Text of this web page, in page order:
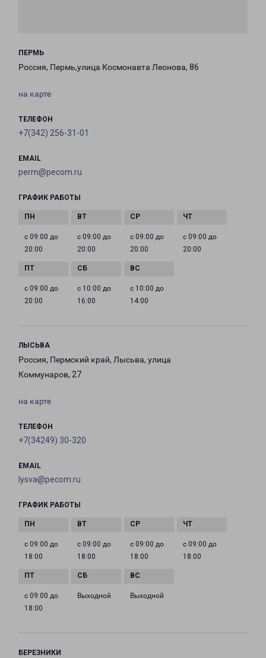
ПЕРМЬ
Россия, Пермь,улица Космонавта Леонова, 86
на карте
ТЕЛЕФОН
+7(342) 256-31-01
EMAIL
perm@pecom.ru
ГРАФИК РАБОТЫ
с 09:00 до
20:00
с 09:00 до
20:00
с 09:00 до
20:00
с 09:00 до
20:00
с 09:00 до
20:00
с 10:00 до
16:00
с 10:00 до
14:00
ЛЫСЬВА
Россия, Пермский край, Лысьва, улица
Коммунаров, 27
на карте
ТЕЛЕФОН
+7(34249) 30-320
EMAIL
lysva@pecom.ru
ГРАФИК РАБОТЫ
с 09:00 до
18:00
с 09:00 до
18:00
с 09:00 до
18:00
с 09:00 до
18:00
с 09:00 до
18:00
Выходной Выходной
БЕРЕЗНИКИ